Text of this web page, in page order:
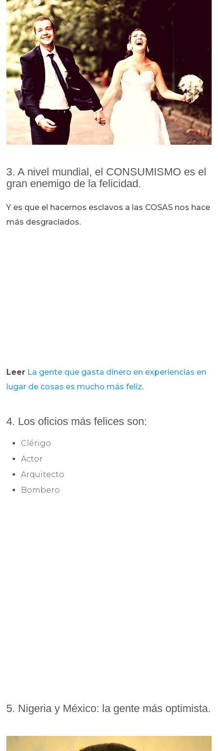
3. A nivel mundial, el CONSUMISMO es el
gran enemigo de la felicidad.
Y es que el hacernos esclavos a las COSAS nos hace
más desgraciados.
Leer La gente que gasta dinero en experiencias en
lugar de cosas es mucho más feliz.
4. Los oficios más felices son:
Clérigo
Actor
Arquitecto
Bombero
5. Nigeria y México: la gente más optimista.